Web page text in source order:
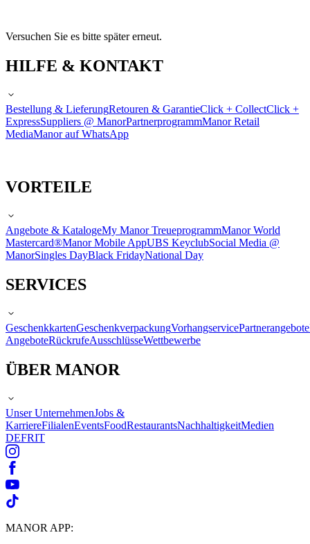
Versuchen Sie es bitte später erneut.
HILFE & KONTAKT
Bestellung & LieferungRetouren & GarantieClick + CollectClick +
ExpressSuppliers @ ManorPartnerprogrammManor Retail
MediaManor auf WhatsApp
VORTEILE
Angebote & KatalogeMy Manor TreueprogrammManor World
Mastercard®Manor Mobile AppUBS KeyclubSocial Media @
ManorSingles DayBlack FridayNational Day
SERVICES
GeschenkkartenGeschenkverpackungVorhangservicePartnerangebote
AngeboteRückrufeAusschlüsseWettbewerbe
ÜBER MANOR
Unser UnternehmenJobs &
KarriereFilialenEventsFoodRestaurantsNachhaltigkeitMedien
DEFRIT
MANOR APP: